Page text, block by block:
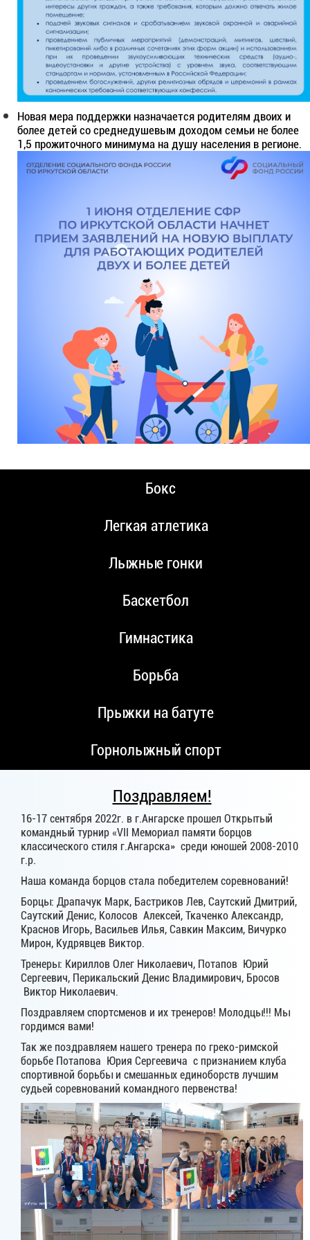
Новая мера поддержки назначается родителям двоих и
более детей со среднедушевым доходом семьи не более
1,5 прожиточного минимума на душу населения в регионе.
Бокс
Легкая атлетика
Лыжные гонки
Баскетбол
Гимнастика
Борьба
Прыжки на батуте
Горнолыжный спорт
Поздравляем!
16-17 сентября 2022г. в г.Ангарске прошел Открытый
командный турнир «VII Мемориал памяти борцов
классического стиля г.Ангарска» среди юношей 2008-2010
г.р.
Наша команда борцов стала победителем соревнований!
Борцы: Драпачук Марк, Бастриков Лев, Саутский Дмитрий,
Саутский Денис, Колосов Алексей, Ткаченко Александр,
Краснов Игорь, Васильев Илья, Савкин Максим, Вичурко
Мирон, Кудрявцев Виктор.
Тренеры: Кириллов Олег Николаевич, Потапов Юрий
Сергеевич, Перикальский Денис Владимирович, Бросов
Виктор Николаевич.
Поздравляем спортсменов и их тренеров! Молодцы!!! Мы
гордимся вами!
Так же поздравляем нашего тренера по греко-римской
борьбе Потапова Юрия Сергеевича с признанием клуба
спортивной борьбы и смешанных единоборств лучшим
судьей соревнований командного первенства!